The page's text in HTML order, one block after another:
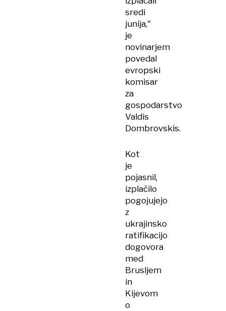
sredi
junija,"
je
novinarjem
povedal
evropski
komisar
za
gospodarstvo
Valdis
Dombrovskis.
Kot
je
pojasnil,
izplačilo
pogojujejo
z
ukrajinsko
ratifikacijo
dogovora
med
Brusljem
in
Kijevom
o